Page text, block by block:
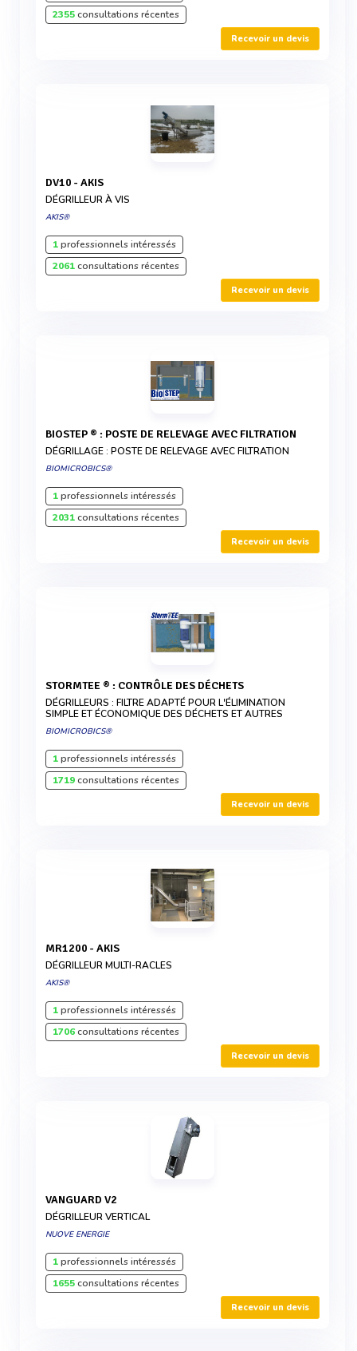
2355consultations récentes
Recevoir un devis
DV10 - AKIS
DÉGRILLEUR À VIS
AKIS®
1professionnels intéressés
2061consultations récentes
Recevoir un devis
BIOSTEP ® : POSTE DE RELEVAGE AVEC FILTRATION
DÉGRILLAGE : POSTE DE RELEVAGE AVEC FILTRATION
BIOMICROBICS®
1professionnels intéressés
2031consultations récentes
Recevoir un devis
STORMTEE ® : CONTRÔLE DES DÉCHETS
DÉGRILLEURS : FILTRE ADAPTÉ POUR L'ÉLIMINATION
SIMPLE ET ÉCONOMIQUE DES DÉCHETS ET AUTRES
BIOMICROBICS®
1professionnels intéressés
1719consultations récentes
Recevoir un devis
MR1200 - AKIS
DÉGRILLEUR MULTI-RACLES
AKIS®
1professionnels intéressés
1706consultations récentes
Recevoir un devis
VANGUARD V2
DÉGRILLEUR VERTICAL
NUOVE ENERGIE
1professionnels intéressés
1655consultations récentes
Recevoir un devis